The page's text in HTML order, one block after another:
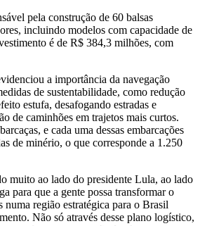
pela construção de 60 balsas
incluindo modelos com capacidade de
é de R$ 384,3 milhões, com
a importância da navegação
de sustentabilidade, como redução
estufa, desafogando estradas e
de caminhões em trajetos mais curtos.
e cada uma dessas embarcações
de minério, o que corresponde a 1.250
muito ao lado do presidente Lula, ao lado
para que a gente possa transformar o
numa região estratégica para o Brasil
Não só através desse plano logístico,